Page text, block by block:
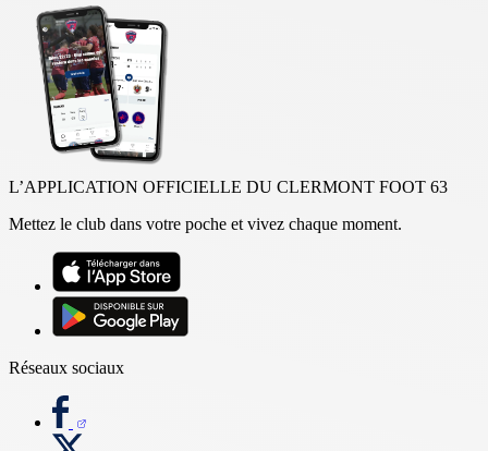
L’APPLICATION OFFICIELLE DU CLERMONT FOOT 63
Mettez le club dans votre poche et vivez chaque moment.
Réseaux sociaux